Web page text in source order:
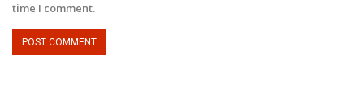
time I comment.